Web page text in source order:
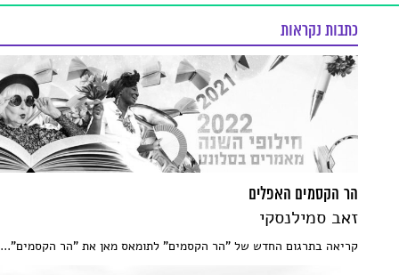
כתבות נקראות
הר הקסמים האפלים
זאב סמילנסקי
קריאה בתרגום החדש של "הר הקסמים" לתומאס מאן את "הר הקסמים"...